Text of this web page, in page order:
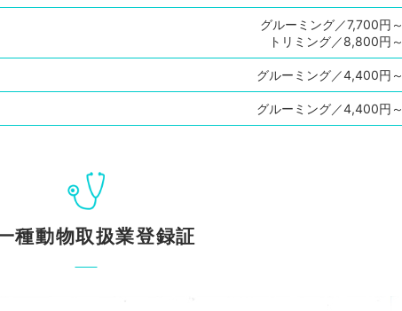
グルーミング／7,700円～
トリミング／8,800円～
グルーミング／4,400円～
グルーミング／4,400円～
種動物取扱業登録証